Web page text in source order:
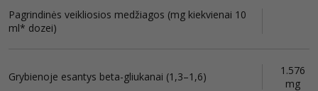
Pagrindinės veikliosios medžiagos (mg kiekvienai 10
ml* dozei)
Grybienoje esantys beta-gliukanai (1,3–1,6)
1.576
mg